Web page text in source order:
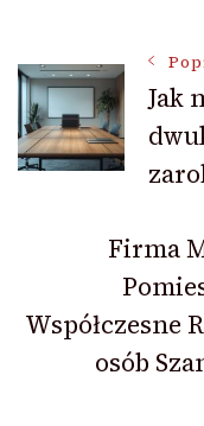
wpisu
Jak
Firma
Współczesne
osób